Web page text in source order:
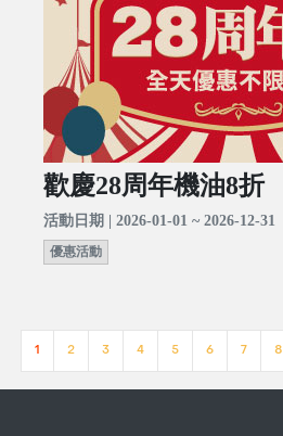
歡慶28周年機油8折
活動日期 | 2026-01-01 ~ 2026-12-31
優惠活動
1 2 3 4 5 6 7 8